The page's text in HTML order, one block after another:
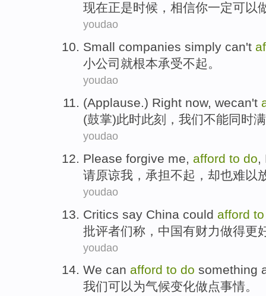
现在正是时候，相信你一定可以
youdao
Small companies simply can't
小公司 就根本承受不起。
youdao
(Applause.) Right now, wecan't
(鼓掌)此时此刻 ，我们不能同时
youdao
Please forgive me, afford to do,
请原谅我 ， 承担不起， 却也难以
youdao
Critics say China could afford
批评者们称 ， 中国有财力做得更
youdao
We can afford to do something
我们可以为气候变化做点事情。